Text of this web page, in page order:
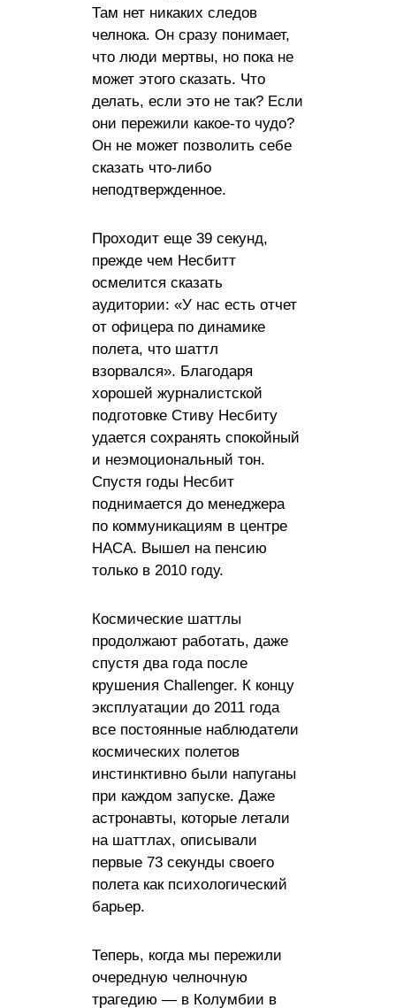
Там нет никаких следов
челнока. Он сразу понимает,
что люди мертвы, но пока не
может этого сказать. Что
делать, если это не так? Если
они пережили какое-то чудо?
Он не может позволить себе
сказать что-либо
неподтвержденное.
Проходит еще 39 секунд,
прежде чем Несбитт
осмелится сказать
аудитории: «У нас есть отчет
от офицера по динамике
полета, что шаттл
взорвался». Благодаря
хорошей журналистской
подготовке Стиву Несбиту
удается сохранять спокойный
и неэмоциональный тон.
Спустя годы Несбит
поднимается до менеджера
по коммуникациям в центре
НАСА. Вышел на пенсию
только в 2010 году.
Космические шаттлы
продолжают работать, даже
спустя два года после
крушения Challenger. К концу
эксплуатации до 2011 года
все постоянные наблюдатели
космических полетов
инстинктивно были напуганы
при каждом запуске. Даже
астронавты, которые летали
на шаттлах, описывали
первые 73 секунды своего
полета как психологический
барьер.
Теперь, когда мы пережили
очередную челночную
трагедию — в Колумбии в